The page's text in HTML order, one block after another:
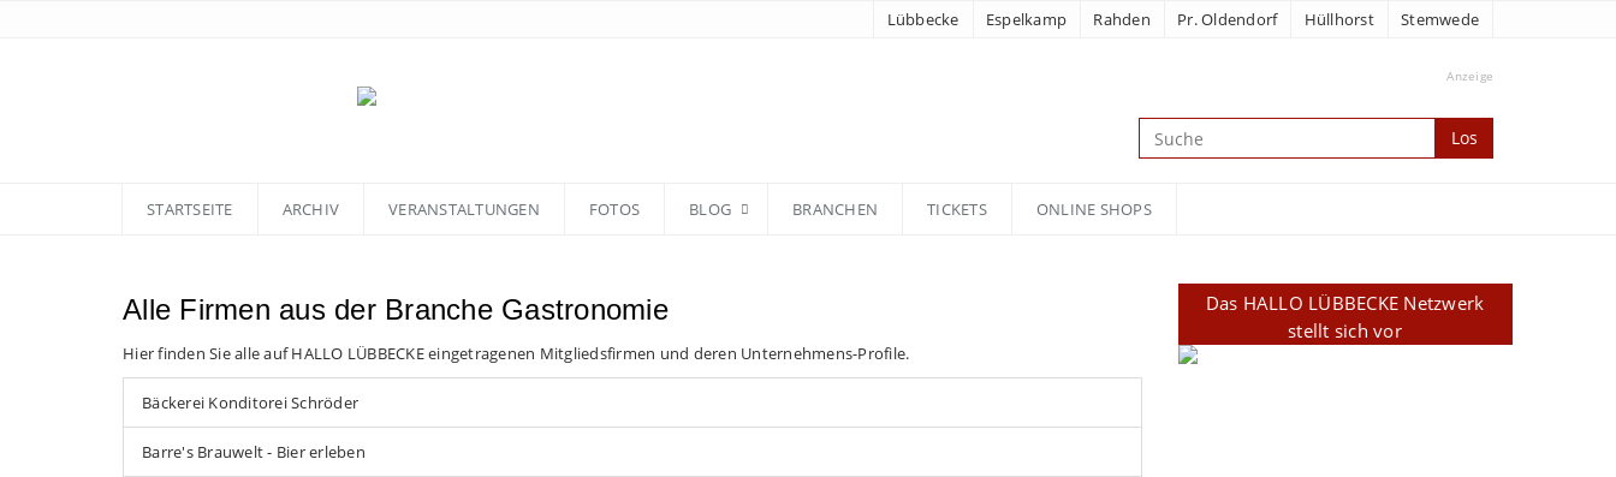
Lübbecke Espelkamp Rahden Pr. Oldendorf Hüllhorst Stemwede
Anzeige
Los
STARTSEITE ARCHIV VERANSTALTUNGEN FOTOS BLOG BRANCHEN TICKETS ONLINE SHOPS
Alle Firmen aus der Branche Gastronomie
Hier finden Sie alle auf HALLO LÜBBECKE eingetragenen Mitgliedsfirmen und deren Unternehmens-Profile.
Bäckerei Konditorei Schröder
Barre's Brauwelt - Bier erleben
Das HALLO LÜBBECKE Netzwerk
stellt sich vor